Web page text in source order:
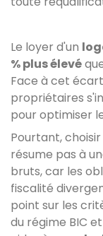
Le loyer d'un
% plus élevé
Face à cet
propriétaires
pour optimiser
Pourtant,
résume pas à
bruts, car les
fiscalité
point sur les
du régime BIC